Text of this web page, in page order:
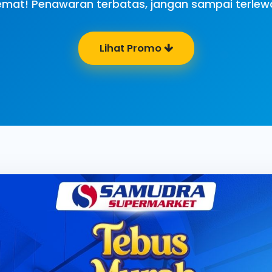
Penawaran terbatas, jangan sampai
Lihat Promo